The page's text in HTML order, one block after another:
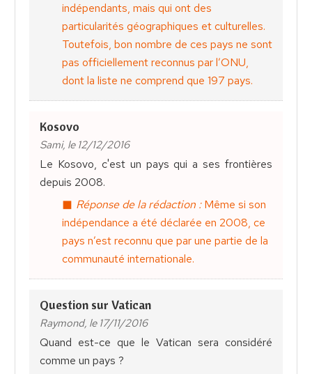
indépendants, mais qui ont des
particularités géographiques et culturelles.
Toutefois, bon nombre de ces pays ne sont
pas officiellement reconnus par l’ONU,
dont la liste ne comprend que 197 pays.
Kosovo
Sami, le 12/12/2016
Le Kosovo, c'est un pays qui a ses frontières
depuis 2008.
Réponse de la rédaction :Même si son
indépendance a été déclarée en 2008, ce
pays n’est reconnu que par une partie de la
communauté internationale.
Question sur Vatican
Raymond, le 17/11/2016
Quand est-ce que le Vatican sera considéré
comme un pays ?